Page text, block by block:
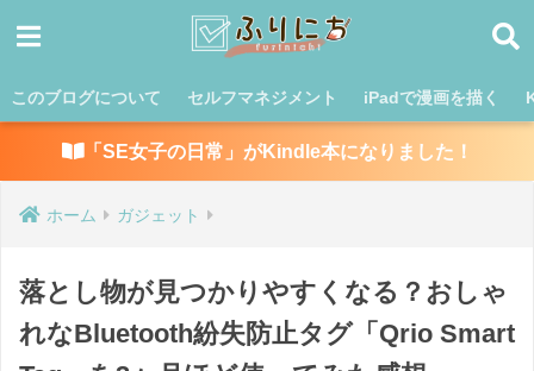
このブログについて セルフマネジメント iPadで漫画を描く
「SE女子の日常」がKindle本になりました！
ホーム ガジェット
落とし物が見つかりやすくなる？おしゃ
れなBluetooth紛失防止タグ「Qrio Smart